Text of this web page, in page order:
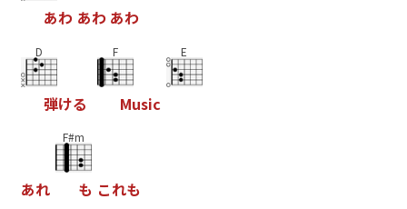
あわ あわ あわ
D
弾ける
F
Music
E
あれ
F#m
も これも